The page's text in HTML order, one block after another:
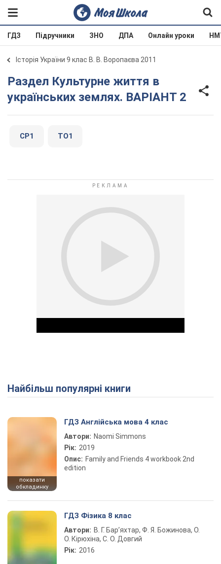
ГДЗ Підручники ЗНО ДПА Онлайн уроки
Історія України 9 клас В. В. Воропаєва 2011
Раздел Культурне життя в
українських землях. ВАРІАНТ 2
СР1 ТО1
Play Video
Найбільш популярні книги
показати
обкладинку
ГДЗ Англійська мова 4 клас
Автори: Naomi Simmons
Рік: 2019
Опис: Family and Friends 4 workbook 2nd
edition
ГДЗ Фізика 8 клас
Автори: В. Г. Бар’яхтар, Ф. Я. Божинова, О.
О. Кірюхіна, С. О. Довгий
Рік: 2016